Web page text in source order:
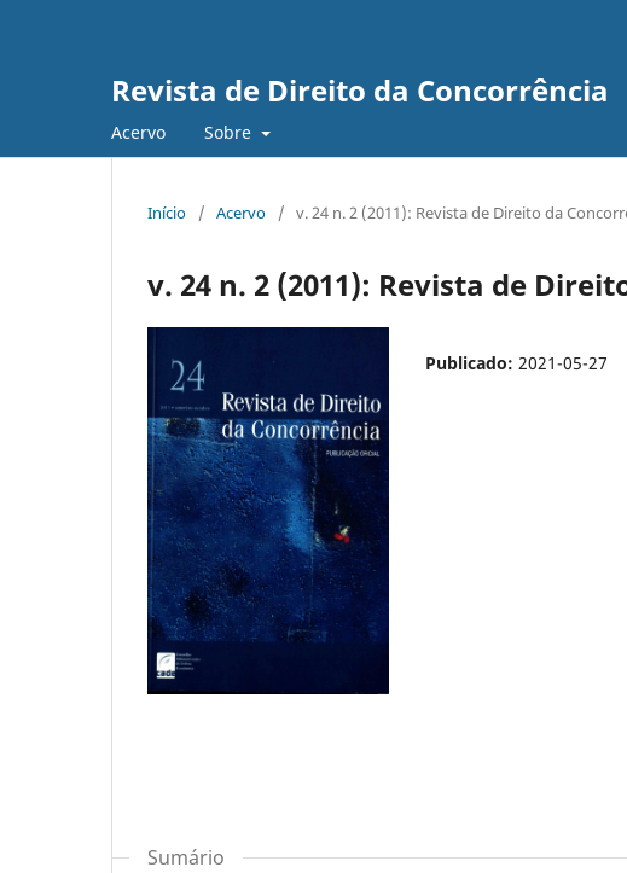
Revista de Direito da Concorrência
Acervo Sobre
Início / Acervo / v. 24 n. 2 (2011): Revista de Direito da
v. 24 n. 2 (2011): Revista de
Publicado: 2021-05-27
Sumário